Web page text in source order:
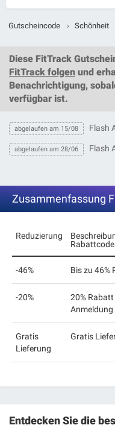
Gutscheincode › Schönheit
Diese FitTrack
FitTrack folgen und
Benachrichtigung,
verfügbar ist.
abgelaufen am 15/08 Flash
abgelaufen am 28/06 Flash
Zusammenfassung
Reduzierung
-46% Bis zu 46%
-20%
20%
Anmeldung
Gratis
Lieferung
Gratis
Entdecken Sie die